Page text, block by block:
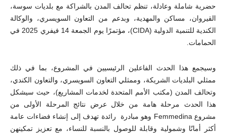
حضرية شاملة وعادلة، تنظم تحالف المدن بالشراكة مع بلديات سوسة،
القيروان، مساكن والمهدية، وبدعم من التعاون السويسري، والوكالة
الكندية للتنمية الدولية (CIDA)، مؤتمرًا يوم الجمعة 14 فيفري 2025 في
الحمامات.
وسيجمع هذا الحدث الفاعلين الرئيسيين في المشروع، بما في ذلك
ممثلي البلديات الشريكة، وممثلي التعاون السويسري، والتعاون الكندي،
وتحالف المدن (مكتب الأمم المتحدة لخدمات المشاريع)، حيث سيشكل
هذا الحدث مرحلة هامة من خلال عرض نتائج المرحلة الأولى من
مشروع Femmedina وهو مبادرة رائدة تهدف إلى إنشاء فضاءات عامة
أكثر أمانًا وشمولية وقابلة للوصول بالنسبة للنساء، مع تعزيز تمكينهن